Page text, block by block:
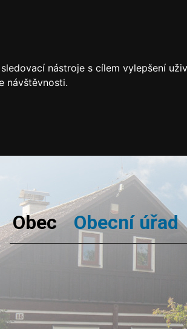
nástroje s cílem vylepšení
návštěvnosti.
Obec Obecní úřad